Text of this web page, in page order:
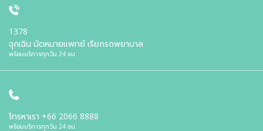
1378
ฉุกเฉิน นัดหมายแพทย์ เรียกรถพยาบาล
พร้อมบริการทุกวัน 24 ชม.
โทรหาเรา +66 2066 8888
พร้อมบริการทุกวัน 24 ชม.